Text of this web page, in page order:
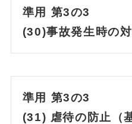
準用 第3の3
(30)事故発生時の
準用 第3の3
(31) 虐待の防止（